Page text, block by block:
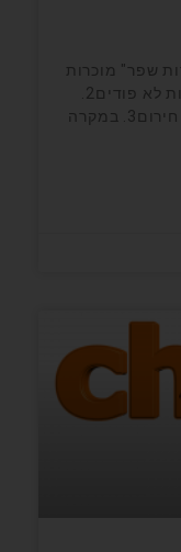
שפר" מוכרות
קרן השתלמות היא מקלט מס/מחסן חירום3. במקרה